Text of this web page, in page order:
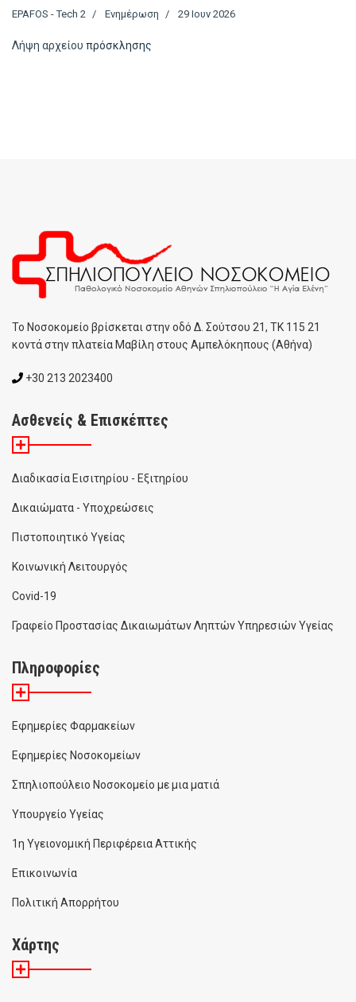
EPAFOS - Tech 2 Ενημέρωση 29 Ιουν 2026
Λήψη αρχείου πρόσκλησης
To Noσοκομείο βρίσκεται στην οδό Δ. Σούτσου 21, ΤΚ 115 21
κοντά στην πλατεία Μαβίλη στους Αμπελόκηπους (Αθήνα)
+30 213 2023400
Ασθενείς & Επισκέπτες
Διαδικασία Εισιτηρίου - Εξιτηρίου
Δικαιώματα - Υποχρεώσεις
Πιστοποιητικό Υγείας
Κοινωνική Λειτουργός
Covid-19
Γραφείο Προστασίας Δικαιωμάτων Ληπτών Υπηρεσιών Υγείας
Πληροφορίες
Εφημερίες Φαρμακείων
Εφημερίες Νοσοκομείων
Σπηλιοπούλειο Νοσοκομείο με μια ματιά
Υπουργείο Υγείας
1η Υγειονομική Περιφέρεια Αττικής
Επικοινωνία
Πολιτική Απορρήτου
Χάρτης